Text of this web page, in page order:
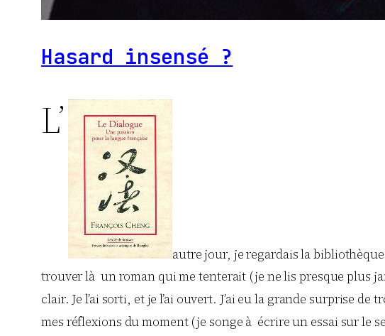
Hasard insensé ?
L’
autre jour, je regardais la
trouver là un roman qui me tenterait (je ne lis presque plus
clair. Je l’ai sorti, et je l’ai ouvert. J’ai eu la grande surprise de
mes réflexions du moment (je songe à écrire un essai sur le